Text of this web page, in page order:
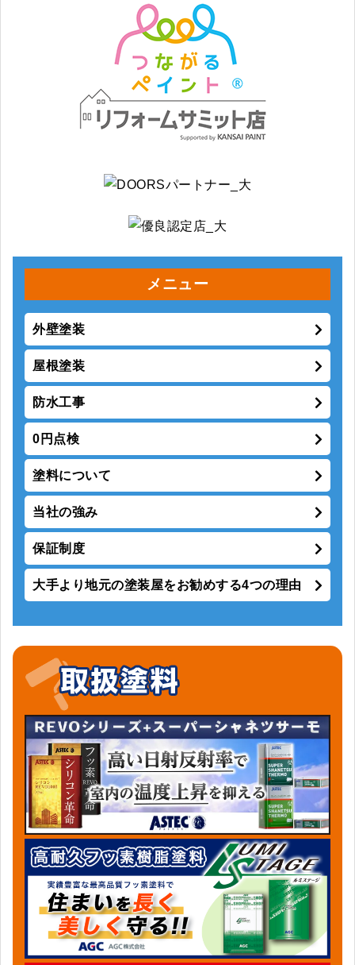
メニュー
外壁塗装
屋根塗装
防水工事
0円点検
塗料について
当社の強み
保証制度
大手より地元の塗装屋をお勧めする4つの理由